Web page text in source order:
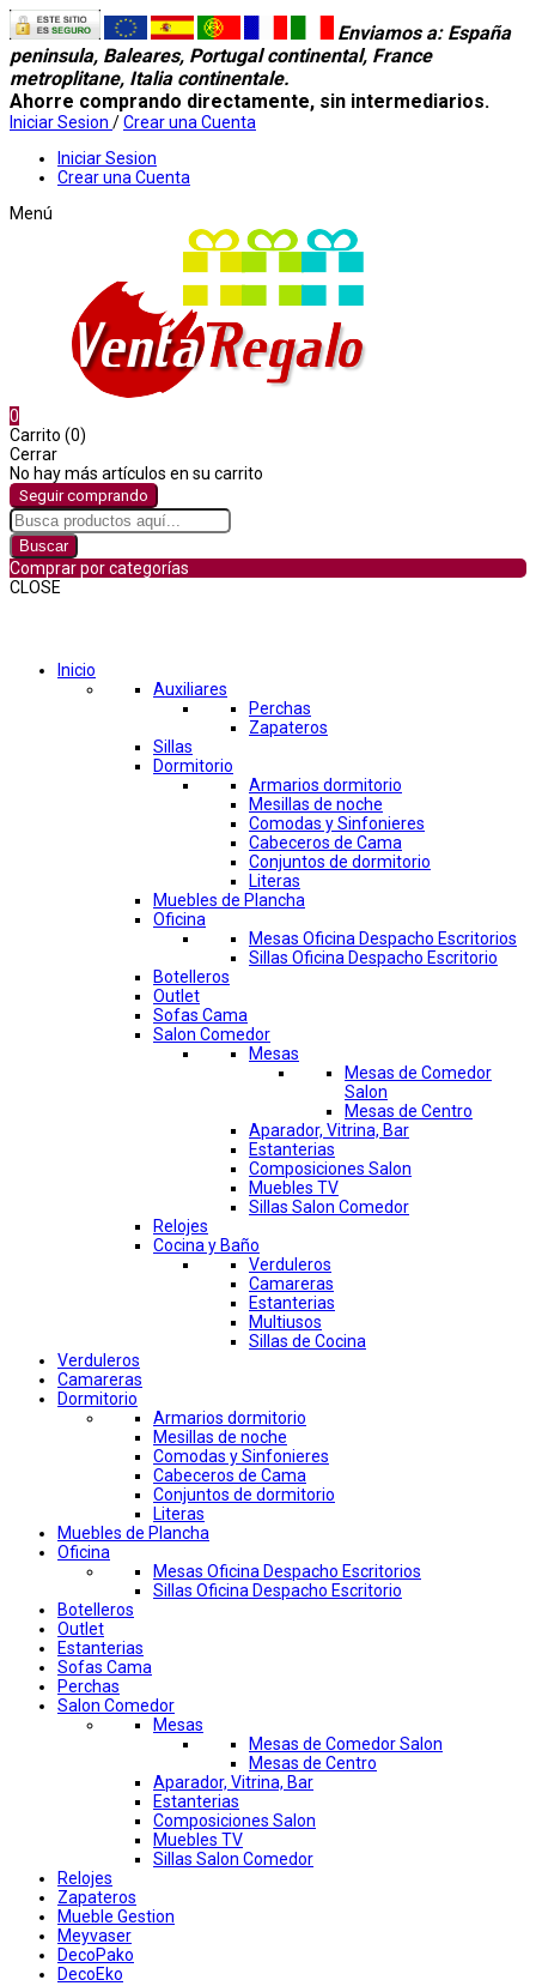
Enviamos a: España
peninsula, Baleares, Portugal continental, France
metroplitane, Italia continentale.
Ahorre comprando directamente, sin intermediarios.
Iniciar Sesion /Crear una Cuenta
Iniciar Sesion
Crear una Cuenta
Menú
0
Carrito (0)
Cerrar
No hay más artículos en su carrito
Seguir comprando
Buscar
Comprar por categorías
CLOSE
Inicio
Auxiliares
Perchas
Zapateros
Sillas
Dormitorio
Armarios dormitorio
Mesillas de noche
Comodas y Sinfonieres
Cabeceros de Cama
Conjuntos de dormitorio
Literas
Muebles de Plancha
Oficina
Mesas Oficina Despacho Escritorios
Sillas Oficina Despacho Escritorio
Botelleros
Outlet
Sofas Cama
Salon Comedor
Mesas
Mesas de Comedor
Salon
Mesas de Centro
Aparador, Vitrina, Bar
Estanterias
Composiciones Salon
Muebles TV
Sillas Salon Comedor
Relojes
Cocina y Baño
Verduleros
Camareras
Estanterias
Multiusos
Sillas de Cocina
Verduleros
Camareras
Dormitorio
Armarios dormitorio
Mesillas de noche
Comodas y Sinfonieres
Cabeceros de Cama
Conjuntos de dormitorio
Literas
Muebles de Plancha
Oficina
Mesas Oficina Despacho Escritorios
Sillas Oficina Despacho Escritorio
Botelleros
Outlet
Estanterias
Sofas Cama
Perchas
Salon Comedor
Mesas
Mesas de Comedor Salon
Mesas de Centro
Aparador, Vitrina, Bar
Estanterias
Composiciones Salon
Muebles TV
Sillas Salon Comedor
Relojes
Zapateros
Mueble Gestion
Meyvaser
DecoPako
DecoEko